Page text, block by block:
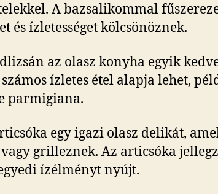
A bazsalikommal
és ízletességet kölcsönöznek.
az olasz konyha egyik
ízletes étel alapja lehet,
parmigiana.
egy igazi olasz delikát,
grilleznek. Az articsóka
ízélményt nyújt.